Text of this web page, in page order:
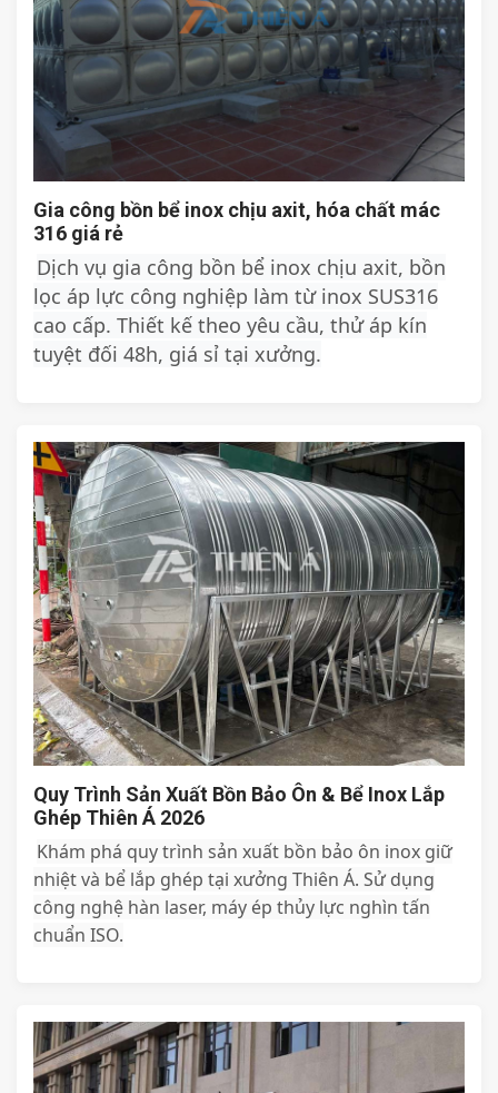
Gia công bồn bể inox chịu axit, hóa chất mác
316 giá rẻ
Dịch vụ gia công bồn bể inox chịu axit, bồn
lọc áp lực công nghiệp làm từ inox SUS316
cao cấp. Thiết kế theo yêu cầu, thử áp kín
tuyệt đối 48h, giá sỉ tại xưởng.
Quy Trình Sản Xuất Bồn Bảo Ôn & Bể Inox Lắp
Ghép Thiên Á 2026
Khám phá quy trình sản xuất bồn bảo ôn inox giữ
nhiệt và bể lắp ghép tại xưởng Thiên Á. Sử dụng
công nghệ hàn laser, máy ép thủy lực nghìn tấn
chuẩn ISO.